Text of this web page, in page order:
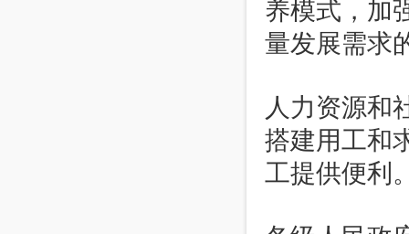
养模式，加
量发展需求
人力资源和
搭建用工和
工提供便利